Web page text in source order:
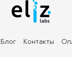
Блог Контакты